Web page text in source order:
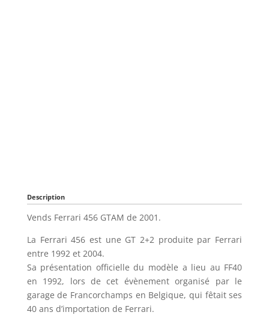
Description
Vends Ferrari 456 GTAM de 2001.
La Ferrari 456 est une GT 2+2 produite par Ferrari
entre 1992 et 2004.
Sa présentation officielle du modèle a lieu au FF40
en 1992, lors de cet évènement organisé par le
garage de Francorchamps en Belgique, qui fêtait ses
40 ans d’importation de Ferrari.